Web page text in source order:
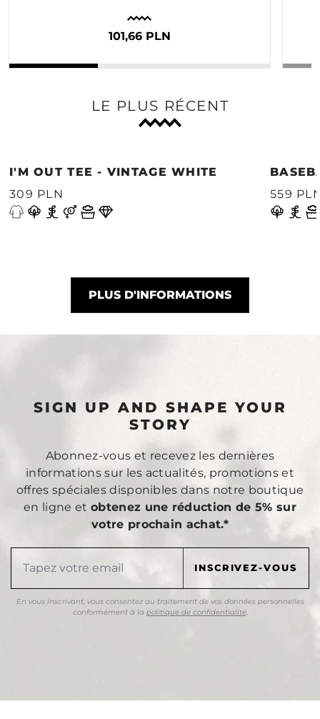
101,66 PLN
LE PLUS RÉCENT
I'M OUT TEE - VINTAGE WHITE
309 PLN
559
PLUS D'INFORMATIONS
SIGN UP AND SHAPE YOUR
STORY
Abonnez-vous et recevez les dernières
informations sur les actualités, promotions et
offres spéciales disponibles dans notre boutique
en ligne et obtenez une réduction de 5% sur
votre prochain achat.*
En vous inscrivant, vous consentez au traitement de vos données personnelles
conformément à la politique de confidentialité.